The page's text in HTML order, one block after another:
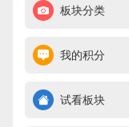
板块分类
我的积分
试看板块